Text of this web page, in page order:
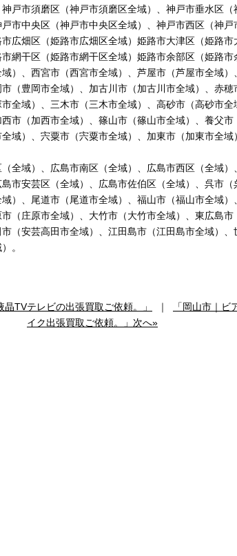
戸市須磨区（神戸市須磨区全域）、神戸市垂水区（
市中央区（神戸市中央区全域）、神戸市西区（神
広畑区（姫路市広畑区全域）姫路市大津区（姫路
網干区（姫路市網干区全域）姫路市余部区（姫路
域）、西宮市（西宮市全域）、芦屋市（芦屋市全域
（豊岡市全域）、加古川市（加古川市全域）、赤
全域）、三木市（三木市全域）、高砂市（高砂市
市（加西市全域）、篠山市（篠山市全域）、養父市
域）、宍粟市（宍粟市全域）、加東市（加東市全
全域）、広島市南区（全域）、広島市西区（全域）
市安芸区（全域）、広島市佐伯区（全域）、呉市
域）、尾道市（尾道市全域）、福山市（福山市全域
（庄原市全域）、大竹市（大竹市全域）、東広島
（安芸高田市全域）、江田島市（江田島市全域）
。
TVテレビの出張買取ご依頼。」 ｜
「岡山市｜
イク出張買取ご依頼。」次へ»